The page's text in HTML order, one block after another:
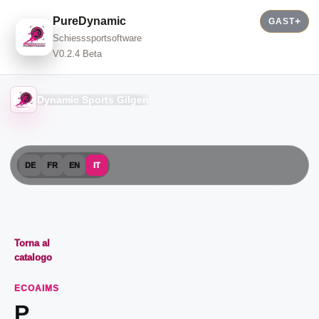
PureDynamic
Schiesssportsoftware
V0.2.4 Beta
GAST
Dynamic Sports Gilgen
DE FR EN IT
Torna al
catalogo
ECOAIMS
P